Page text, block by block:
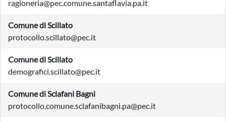
ragioneria@pec.comune.santaflavia.pa.it
Comune di Scillato
protocollo.scillato@pec.it
Comune di Scillato
demografici.scillato@pec.it
Comune di Sclafani Bagni
protocollo.comune.sclafanibagni.pa@pec.it